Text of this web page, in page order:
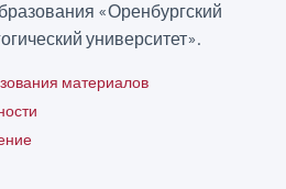
«Оренбургский
университет».
материалов